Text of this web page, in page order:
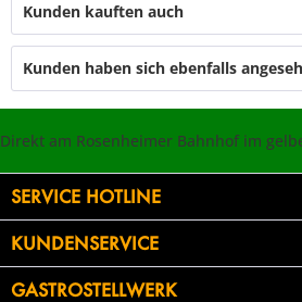
Kunden kauften auch
Kunden haben sich ebenfalls
Direkt am Rosenheimer Bahnhof im
SERVICE HOTLINE
KUNDENSERVICE
GASTROSTELLWERK